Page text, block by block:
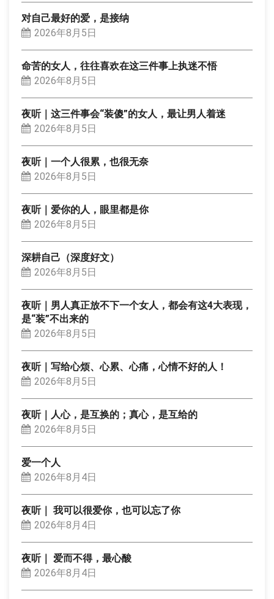
对自己最好的爱，是接纳
2026年8月5日
命苦的女人，往往喜欢在这三件事上执迷不悟
2026年8月5日
夜听｜这三件事会“装傻”的女人，最让男人着迷
2026年8月5日
夜听｜一个人很累，也很无奈
2026年8月5日
夜听｜爱你的人，眼里都是你
2026年8月5日
深耕自己（深度好文）
2026年8月5日
夜听｜男人真正放不下一个女人，都会有这4大表现，
是“装”不出来的
2026年8月5日
夜听｜写给心烦、心累、心痛，心情不好的人！
2026年8月5日
夜听｜人心，是互换的；真心，是互给的
2026年8月5日
爱一个人
2026年8月4日
夜听｜ 我可以很爱你，也可以忘了你
2026年8月4日
夜听｜ 爱而不得，最心酸
2026年8月4日